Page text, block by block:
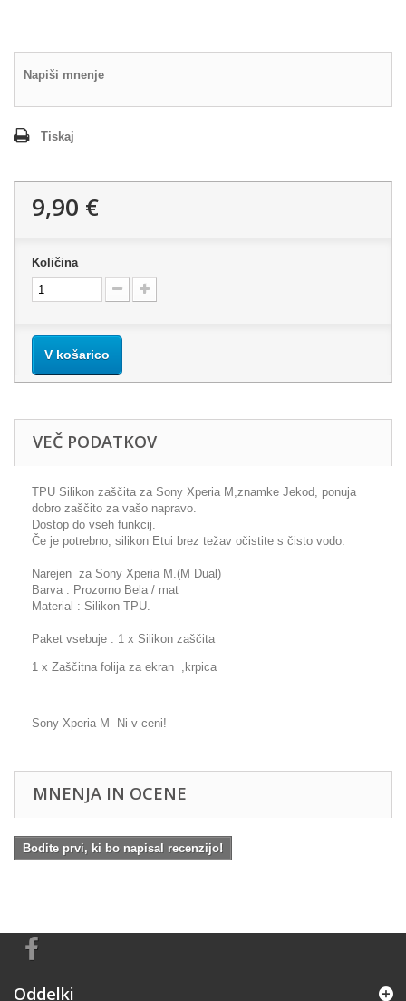
Napiši mnenje
Tiskaj
9,90 €
Količina
V košarico
VEČ PODATKOV
TPU Silikon zaščita za Sony Xperia M,znamke Jekod, ponuja
dobro zaščito za vašo napravo.
Dostop do vseh funkcij.
Če je potrebno, silikon Etui brez težav očistite s čisto vodo.
Narejen za Sony Xperia M.(M Dual)
Barva : Prozorno Bela / mat
Material : Silikon TPU.
Paket vsebuje : 1 x Silikon zaščita
1 x Zaščitna folija za ekran ,krpica
Sony Xperia M Ni v ceni!
MNENJA IN OCENE
Bodite prvi, ki bo napisal recenzijo!
Oddelki